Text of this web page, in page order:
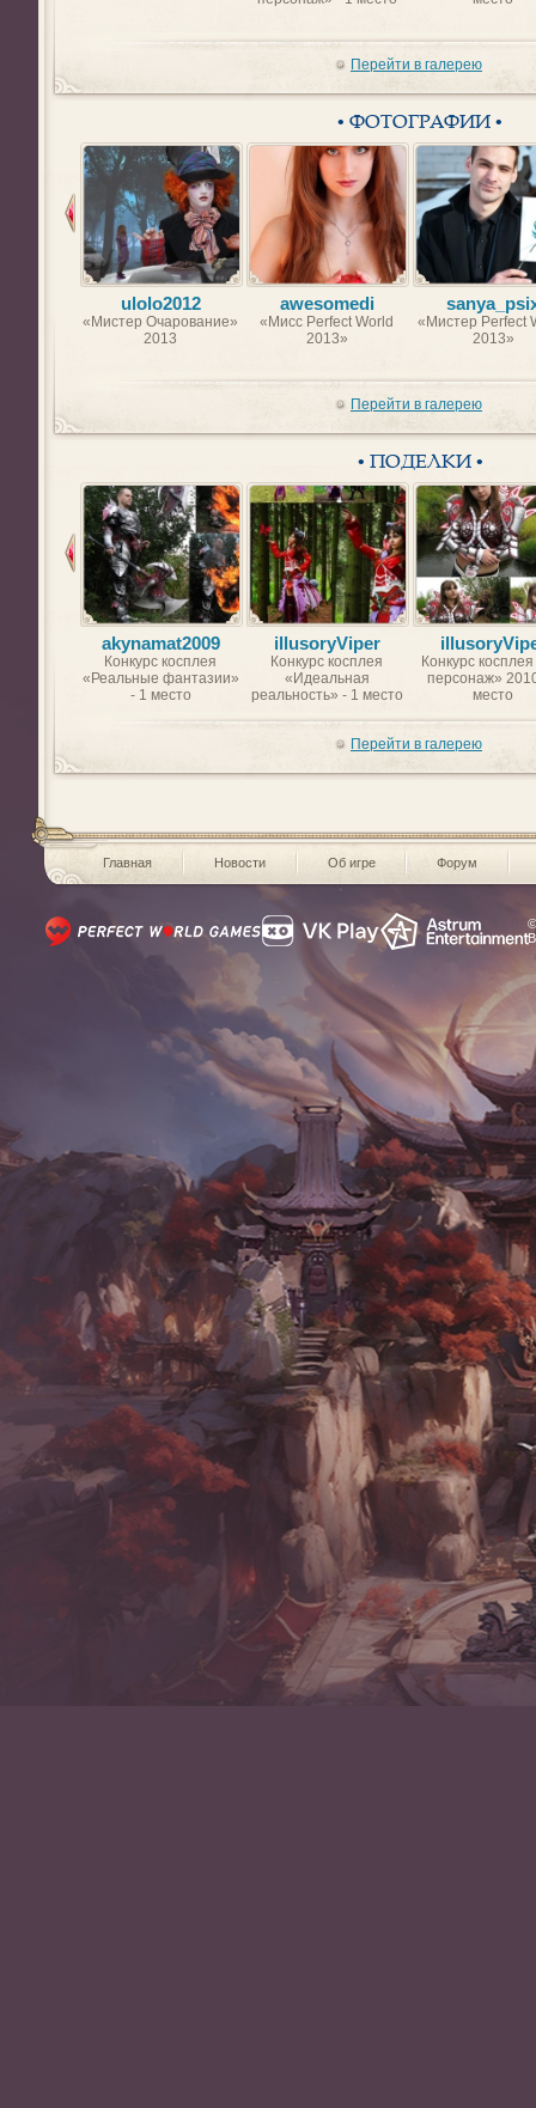
Перейти в галерею
• ФОТОГРАФИИ •
ulolo2012
«Мистер Очарование»
2013
awesomedi
«Мисс Perfect World
2013»
«Мистер Perfect
2013»
Перейти в галерею
• ПОДЕЛКИ •
akynamat2009
Конкурс косплея
«Реальные фантазии»
- 1 место
illusoryViper
Конкурс косплея
«Идеальная
реальность» - 1 место
Конкурс
персонаж»
место
Перейти в галерею
Главная Новости Об игре Форум